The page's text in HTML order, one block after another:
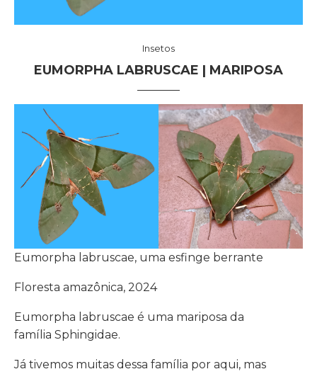
Insetos
EUMORPHA LABRUSCAE | MARIPOSA
Eumorpha labruscae, uma esfinge berrante
Floresta amazônica, 2024
Eumorpha labruscae é uma mariposa da
família Sphingidae.
Já tivemos muitas dessa família por aqui, mas